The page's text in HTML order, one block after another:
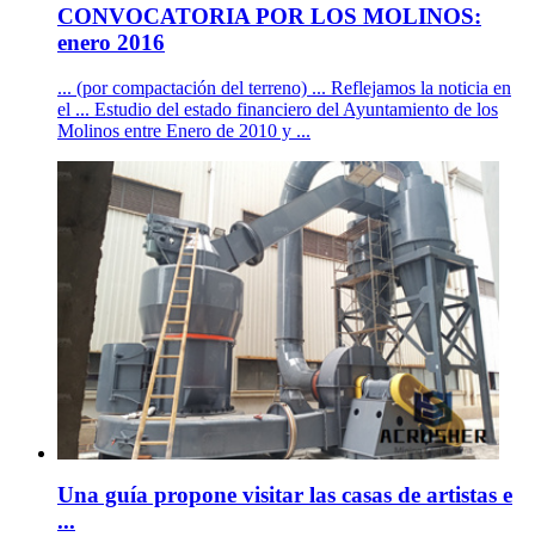
CONVOCATORIA POR LOS MOLINOS:
enero 2016
... (por compactación del terreno) ... Reflejamos la noticia en
el ... Estudio del estado financiero del Ayuntamiento de los
Molinos entre Enero de 2010 y ...
Una guía propone visitar las casas de artistas e
...